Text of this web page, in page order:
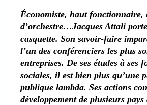
Économiste, haut fonctionnaire,
d’orchestre…Jacques Attali
casquette. Son savoir-faire
l’un des conférenciers les plus
entreprises. De ses études à ses
sociales, il est bien plus qu’une
publique lambda. Ses actions
développement de plusieurs pays